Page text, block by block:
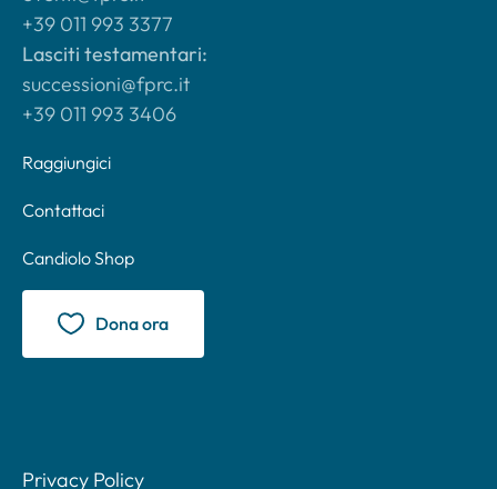
+39 011 993 3377
Lasciti testamentari:
successioni@fprc.it
+39 011 993 3406
Raggiungici
Contattaci
Candiolo Shop
Dona ora
Privacy Policy